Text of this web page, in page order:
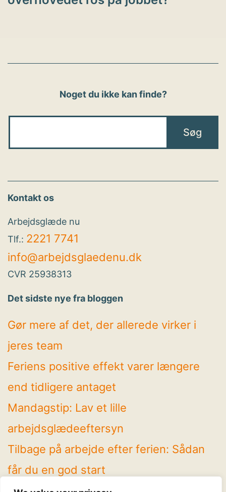
Noget du ikke kan finde?
Kontakt os
Arbejdsglæde nu
Tlf.: 2221 7741
info@arbejdsglaedenu.dk
CVR 25938313
Det sidste nye fra bloggen
Gør mere af det, der allerede virker i
jeres team
Feriens positive effekt varer længere
end tidligere antaget
Mandagstip: Lav et lille
arbejdsglædeeftersyn
Tilbage på arbejde efter ferien: Sådan
får du en god start